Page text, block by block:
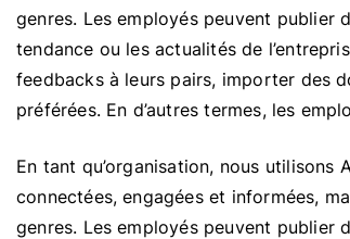
genres. Les employés peuvent publier
tendance ou les actualités de
feedbacks à leurs pairs, importer des
préférées. En d’autres termes, les
En tant qu’organisation, nous utilisons
connectées, engagées et informées,
genres. Les employés peuvent publier